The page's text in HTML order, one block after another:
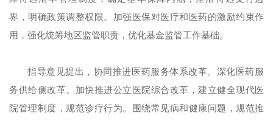
界，明确政策调整权限。加强医保对医疗和医药的激励约束作
用，强化统筹地区监管职责，优化基金监管工作基础。
指导意见提出，协同推进医药服务体系改革。深化医药服
务供给侧改革。加快推进公立医院综合改革，建立健全现代医
院管理制度，规范诊疗行为。围绕常见病和健康问题，规范推